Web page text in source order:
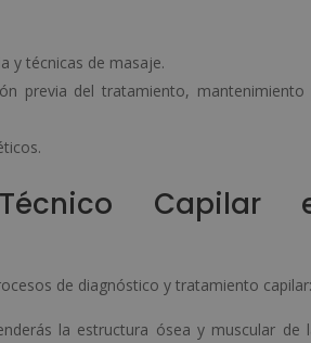
y técnicas de masaje.
previa del tratamiento, mantenimiento
Capilar
de diagnóstico y tratamiento capilar:
la estructura ósea y muscular de